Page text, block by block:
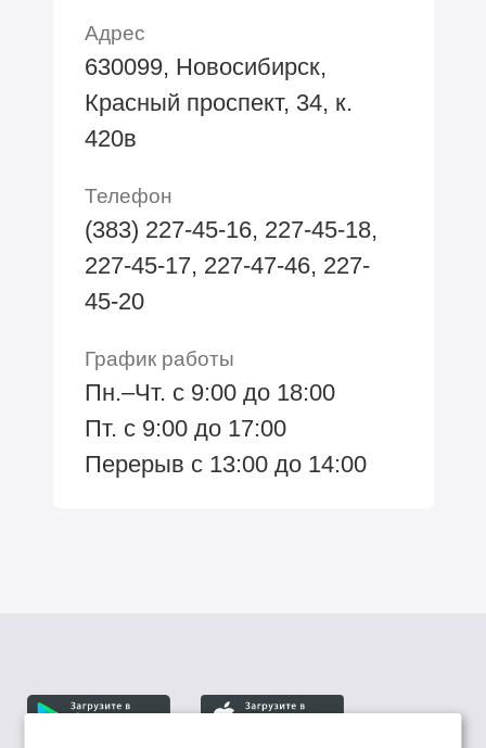
Адрес
630099, Новосибирск,
Красный проспект, 34, к.
420в
Телефон
(383) 227-45-16, 227-45-18,
227-45-17, 227-47-46, 227-
45-20
График работы
Пн.–Чт. с 9:00 до 18:00
Пт. с 9:00 до 17:00
Перерыв с 13:00 до 14:00